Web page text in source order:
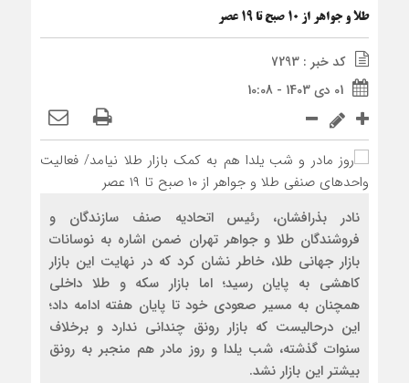
طلا و جواهر از ۱۰ صبح تا ۱۹ عصر
کد خبر : 7293
01 دی 1403 - 10:08
نادر بذرافشان، رئیس اتحادیه صنف سازندگان و
فروشندگان طلا و جواهر تهران ضمن اشاره به نوسانات
بازار جهانی طلا، خاطر نشان کرد که در نهایت این بازار
کاهشی به پایان رسید؛ اما بازار سکه و طلا داخلی
همچنان به مسیر صعودی خود تا پایان هفته ادامه داد؛
این درحالیست که بازار رونق چندانی ندارد و برخلاف
سنوات گذشته، شب یلدا و روز مادر هم منجبر به رونق
بیشتر این بازار نشد.